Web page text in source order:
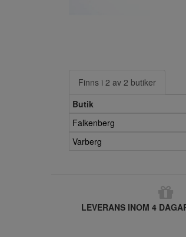
Finns i 2 av 2 butiker
Butik
Falkenberg
Varberg
LEVERANS INOM 4